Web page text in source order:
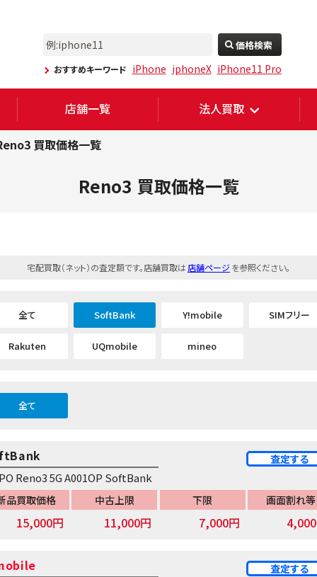
価格検索
おすすめキーワード iPhone iphoneX iPhone11 Pro
店舗一覧 法人買取
買取価格一覧
Reno3 買取価格一覧
宅配買取（ネット）の査定額です。店舗買取は 店舗ページ を参照ください。
全て SoftBank Y!mobile SIMフリー
Rakuten UQmobile mineo
全て
Reno3 5G A001OP SoftBank
査定する
品買取価格
15,000円
中古上限
11,000円
下限
7,000円
画面割れ等
査定する